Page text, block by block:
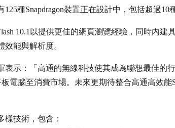
125種Snapdragon裝置正在設計中，包括超過10
10.1以提供更佳的網頁瀏覽經驗，同時內建
能與解析度。
表示：「高通的無線科技使其成為聯想最佳的
電腦至消費市場。未來更期待整合高通高效能
樣技術，包含：